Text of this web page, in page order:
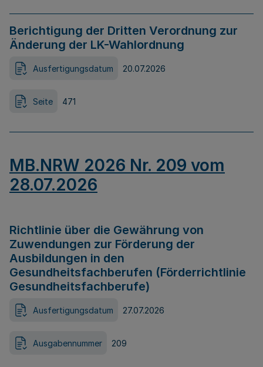
Berichtigung der Dritten Verordnung zur
Änderung der LK-Wahlordnung
Ausfertigungsdatum 20.07.2026
Seite 471
MB.NRW 2026 Nr. 209 vom
28.07.2026
Richtlinie über die Gewährung von
Zuwendungen zur Förderung der
Ausbildungen in den
Gesundheitsfachberufen (Förderrichtlinie
Gesundheitsfachberufe)
Ausfertigungsdatum 27.07.2026
Ausgabennummer 209